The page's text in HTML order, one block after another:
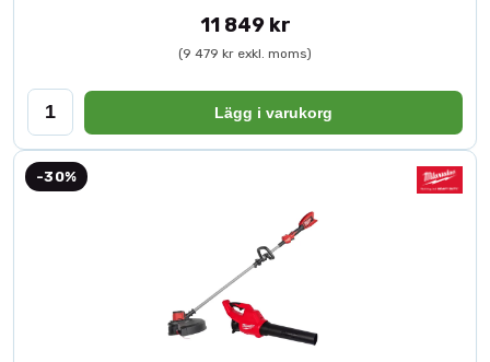
11 849 kr
(9 479 kr exkl. moms)
Lägg i varukorg
-30%